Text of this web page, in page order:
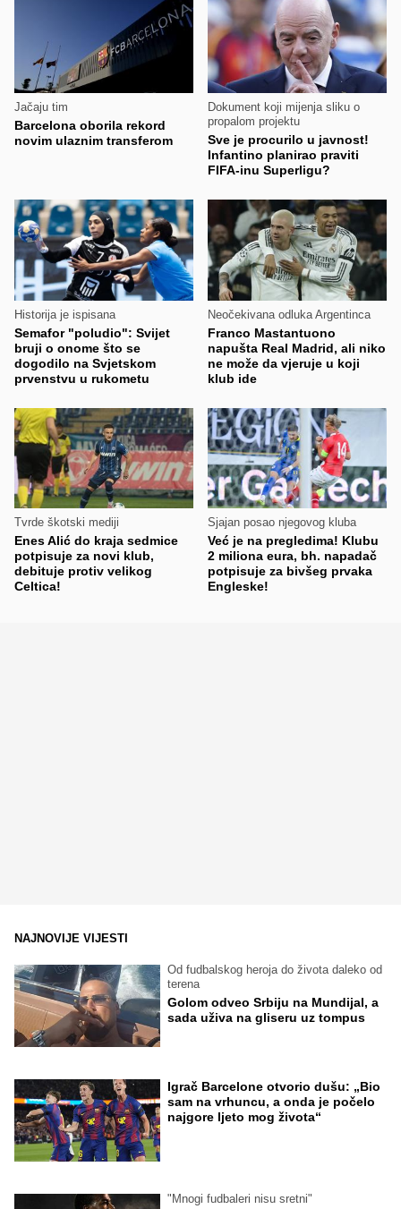
Jačaju tim
Barcelona oborila rekord
novim ulaznim transferom
Dokument koji mijenja sliku o
propalom projektu
Sve je procurilo u javnost!
Infantino planirao praviti
FIFA-inu Superligu?
Historija je ispisana
Semafor "poludio": Svijet
bruji o onome što se
dogodilo na Svjetskom
prvenstvu u rukometu
Neočekivana odluka Argentinca
Franco Mastantuono
napušta Real Madrid, ali niko
ne može da vjeruje u koji
klub ide
Tvrde škotski mediji
Enes Alić do kraja sedmice
potpisuje za novi klub,
debituje protiv velikog
Celtica!
Sjajan posao njegovog kluba
Već je na pregledima! Klubu
2 miliona eura, bh. napadač
potpisuje za bivšeg prvaka
Engleske!
NAJNOVIJE VIJESTI
Od fudbalskog heroja do života daleko od
terena
Golom odveo Srbiju na Mundijal, a
sada uživa na gliseru uz tompus
Igrač Barcelone otvorio dušu: „Bio
sam na vrhuncu, a onda je počelo
najgore ljeto mog života“
"Mnogi fudbaleri nisu sretni"